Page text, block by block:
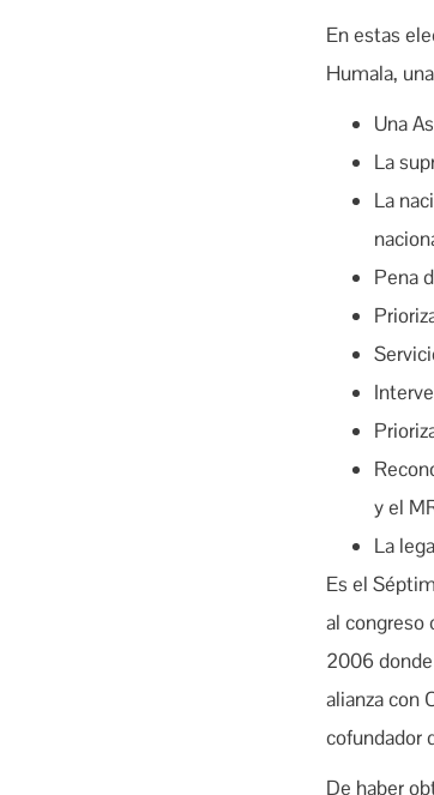
En estas
Humala,
Una
La
La
Pena
y el
La
Es el
al congreso
2006
alianza con
cofundador
De haber